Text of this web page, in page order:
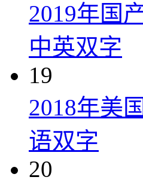
2019年国
中英双字
19
2018年美
语双字
20